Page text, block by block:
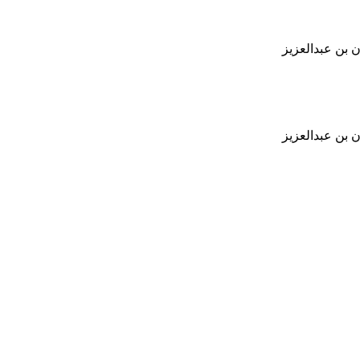
بن عبدالعزيز
بن عبدالعزيز